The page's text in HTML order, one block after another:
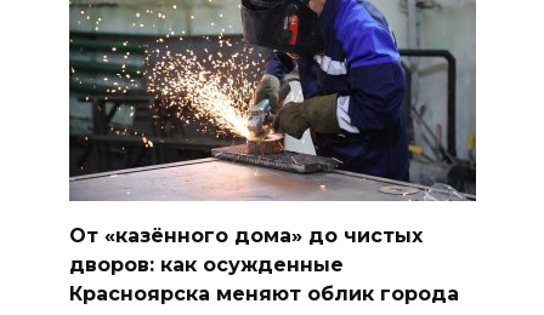
От «казённого дома» до чистых
дворов: как осужденные
Красноярска меняют облик города